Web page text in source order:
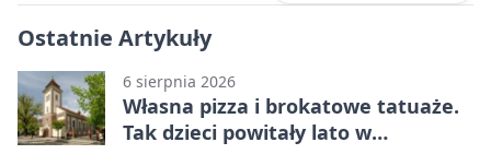
Ostatnie Artykuły
6 sierpnia 2026
Własna pizza i brokatowe tatuaże.
Tak dzieci powitały lato w